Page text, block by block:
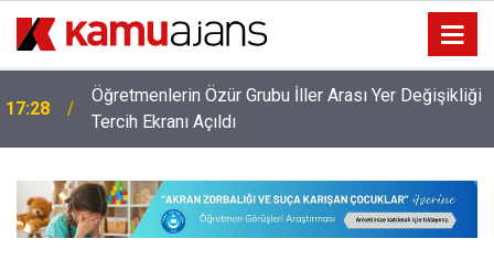
17:28
Öğretmenlerin Özür Grubu İller Arası Yer Değişikliği
Tercih Ekranı Açıldı